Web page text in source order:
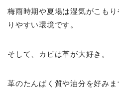
梅雨時期や夏場は湿気がこも
りやすい環境です。
そして、カビは革が大好き。
革のたんぱく質や油分を好みま